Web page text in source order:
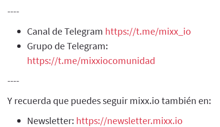
----
Canal de Telegram https://t.me/mixx_io
Grupo de Telegram:
https://t.me/mixxiocomunidad
----
Y recuerda que puedes seguir mixx.io también en:
Newsletter: https://newsletter.mixx.io